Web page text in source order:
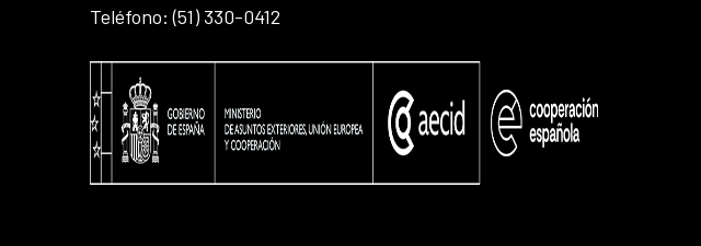
Teléfono: (51) 330-0412